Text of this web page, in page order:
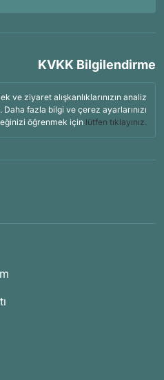
KVKK Bilgilendirme
ve ziyaret alışkanlıklarınızın analiz
fazla bilgi ve çerez ayarlarınızı
öğrenmek için lütfen tıklayınız.